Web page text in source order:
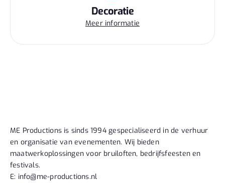
Decoratie
Meer informatie
ME Productions is sinds 1994 gespecialiseerd in de verhuur
en organisatie van evenementen. Wij bieden
maatwerkoplossingen voor bruiloften, bedrijfsfeesten en
festivals.
E: info@me-productions.nl